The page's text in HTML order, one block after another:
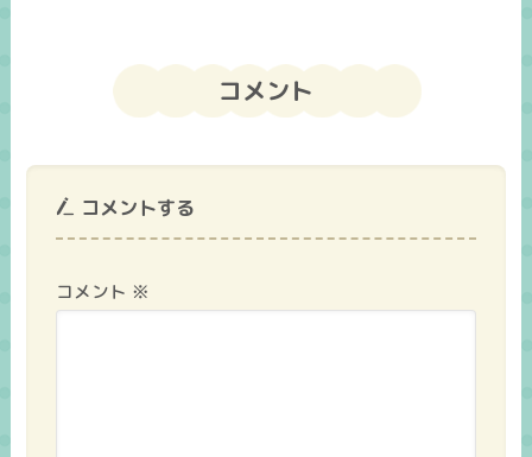
コメント
コメントする
コメント ※